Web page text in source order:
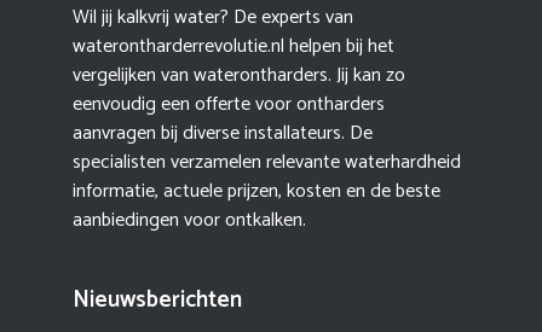
Wil jij kalkvrij water? De experts van
waterontharderrevolutie.nl helpen bij het
vergelijken van waterontharders. Jij kan zo
eenvoudig een offerte voor ontharders
aanvragen bij diverse installateurs. De
specialisten verzamelen relevante waterhardheid
informatie, actuele prijzen, kosten en de beste
aanbiedingen voor ontkalken.
Nieuwsberichten